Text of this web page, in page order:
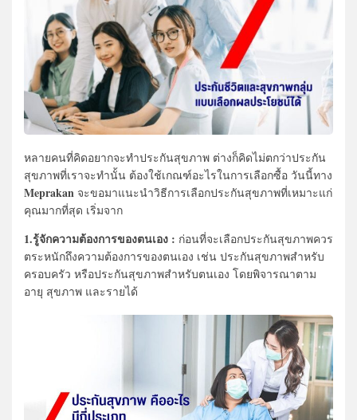
หลายคนที่คิดอยากจะทำประกันสุขภาพ ต่างก็คิดไม่ตกว่าประกัน
สุขภาพที่เราจะทำนั้น ต้องใช้เกณฑ์อะไรในการเลือกซื้อ วันนี้ทาง
Meprakan จะขอมาแนะนำวิธีการเลือกประกันสุขภาพที่เหมาะแก่
คุณมากที่สุด เริ่มจาก
1.รู้จักความต้องการของตนเอง : ก่อนที่จะเลือกประกันสุขภาพควร
ตระหนักถึงความต้องการของตนเอง เช่น ประกันสุขภาพสำหรับ
ครอบครัว หรือประกันสุขภาพสำหรับตนเอง โดยพิจารณาตาม
อายุ สุขภาพ และรายได้